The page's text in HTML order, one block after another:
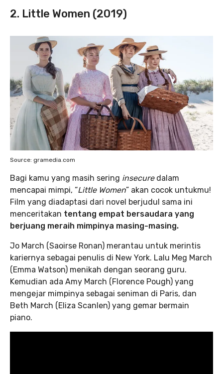
2. Little Women (2019)
Source: gramedia.com
Bagi kamu yang masih sering insecuredalam
mencapai mimpi, “Little Women” akan cocok untukmu!
Film yang diadaptasi dari novel berjudul sama ini
menceritakan tentang empat bersaudara yang
berjuang meraih mimpinya masing-masing.
Jo March (Saoirse Ronan) merantau untuk merintis
kariernya sebagai penulis di New York. Lalu Meg March
(Emma Watson) menikah dengan seorang guru.
Kemudian ada Amy March (Florence Pough) yang
mengejar mimpinya sebagai seniman di Paris, dan
Beth March (Eliza Scanlen) yang gemar bermain
piano.